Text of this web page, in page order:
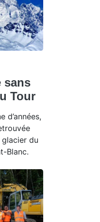
sans
Tour
d’années,
du
Blanc.